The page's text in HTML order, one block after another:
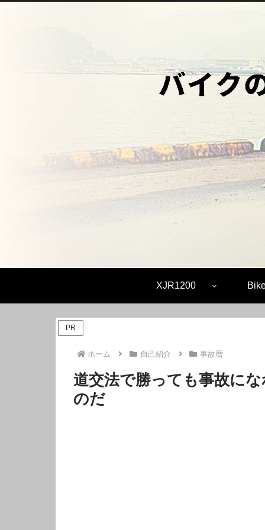
XJR1200
PR
ホーム 自己紹介 事故暦
道交法で勝っても事故に
のだ